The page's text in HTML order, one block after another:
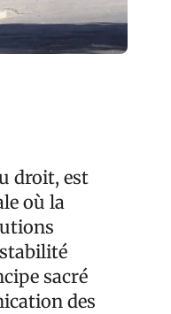
droit, est
où la
sacré
des